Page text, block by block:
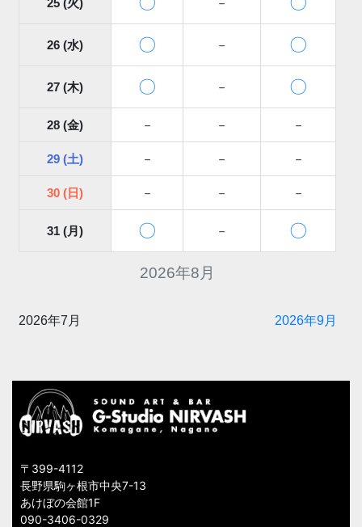
2026年8月
25 (火) －
26 (水) 〇 － 〇
27 (木) 〇 － 〇
28 (金) － － －
29 (土) － － －
30 (日) － － －
31 (月) 〇 － 〇
2026年7月 2026年9月
〒399-4112
長野県駒ヶ根市中央7-13
あけぼの会館1F
090-3406-0329